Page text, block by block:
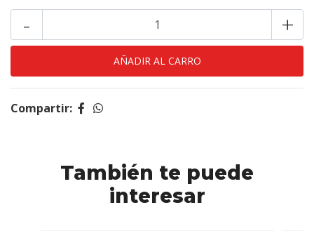
+
-
Compartir:
También te puede
interesar